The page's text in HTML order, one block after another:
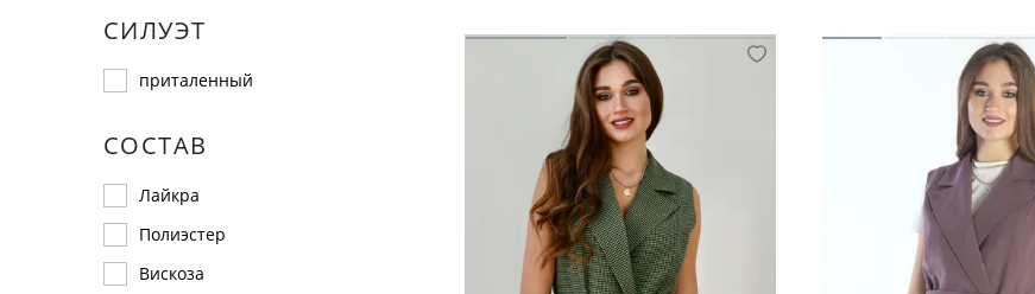
СИЛУЭТ
приталенный
СОСТАВ
Лайкра
Полиэстер
Вискоза